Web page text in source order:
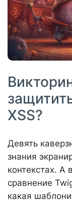
XSS?
Девять
знания
контекстах. А
сравнение
какая